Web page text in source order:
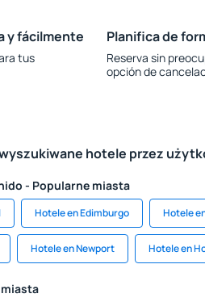
y fácilmente
tus
Planifica de
Reserva sin
opción de
hotele przez
- Popularne miasta
Hotele en Edimburgo Hotele
Hotele en Newport Hotele en